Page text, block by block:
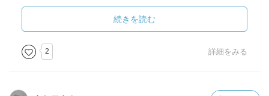
ります。そんなところから、色味や風合いの違いが生まれ
るようです。ごくごく大雑把には、酸化焼成だと温かみの
ある黄色がかった感じ、還元焼成だと渋みのある硬質な感
じに仕上がるとイメージするとよいようです。
したが、還元焼成の技がそうした作品には適していたとい
続きを読む
2 詳細をみる